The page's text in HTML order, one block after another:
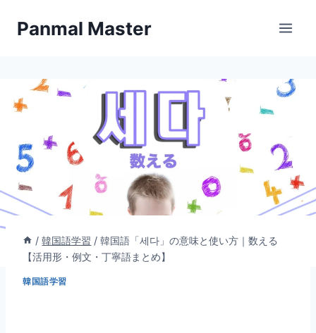
Panmal Master
/ 韓国語学習 / 韓国語「세다」の意味と使い方｜数える
【活用形・例文・丁寧語まとめ】
韓国語学習